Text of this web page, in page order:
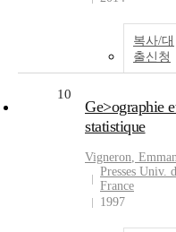
복사/대
출신청
10
Ge>ographie
statistique
Vigneron,
Presses Univ.
France
1997